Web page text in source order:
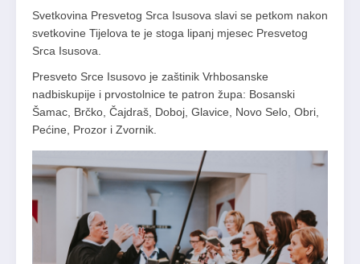
Svetkovina Presvetog Srca Isusova slavi se petkom nakon
svetkovine Tijelova te je stoga lipanj mjesec Presvetog
Srca Isusova.
Presveto Srce Isusovo je zaštinik Vrhbosanske
nadbiskupije i prvostolnice te patron župa: Bosanski
Šamac, Brčko, Čajdraš, Doboj, Glavice, Novo Selo, Obri,
Pećine, Prozor i Zvornik.